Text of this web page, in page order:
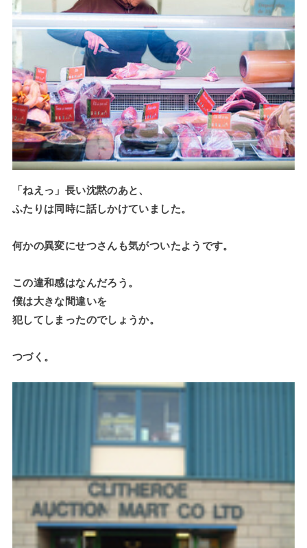
「ねえっ」長い沈黙のあと、
ふたりは同時に話しかけていました。
何かの異変にせつさんも気がついたようです。
この違和感はなんだろう。
僕は大きな間違いを
犯してしまったのでしょうか。
つづく。